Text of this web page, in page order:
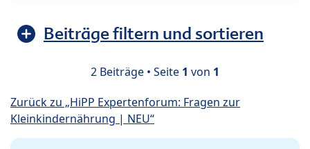
Beiträge filtern und sortieren
2 Beiträge • Seite 1 von 1
Zurück zu „HiPP Expertenforum: Fragen zur
Kleinkindernährung | NEU“